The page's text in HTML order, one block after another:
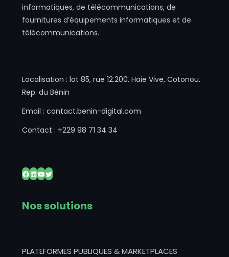
informatiques, de télécommunications, de
fournitures d’équipements informatiques et de
télécommunications.
Localisation : lot 85, rue 12.200. Haie Vive, Cotonou.
Rep. du Bénin
Email : contact.benin-digital.com
Contact : +229 98 71 34 34
Facebook
LinkedIn
YouTube
Twitter
Nos solutions
PLATEFORMES PUBLIQUES & MARKETPLACES